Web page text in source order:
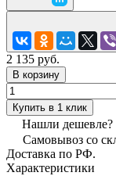
2 135 руб.
В корзину
Купить в 1 клик
Нашли дешевле?
Самовывоз со
Доставка по РФ.
Характеристики